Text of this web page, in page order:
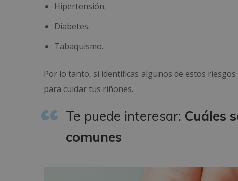
Hipertensión.
Diabetes.
Tabaquismo.
Por lo tanto, si identificas algunos de estos
para cuidar tus riñones.
Te puede interesar: Cuáles
comunes